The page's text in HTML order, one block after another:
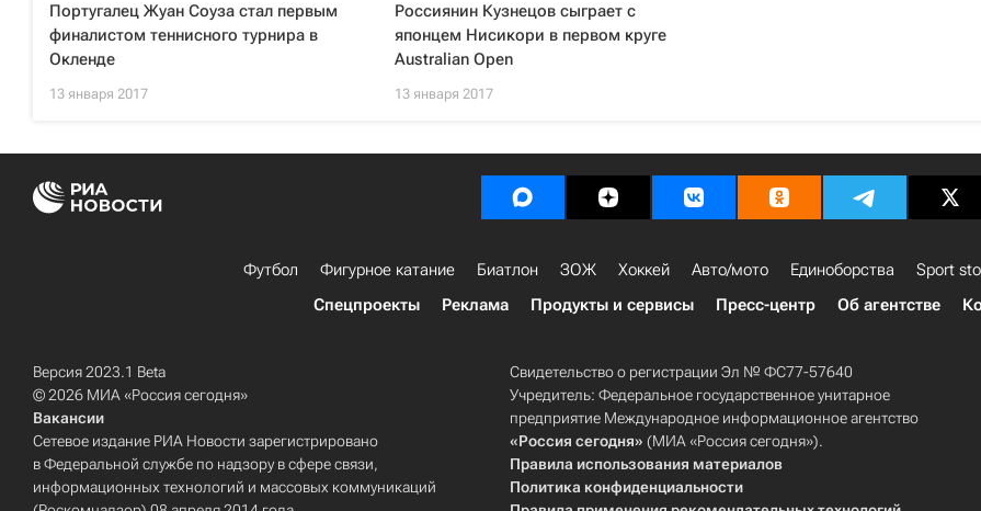
Португалец Жуан Соуза стал первым
финалистом теннисного турнира в
Окленде
13 января 2017
Россиянин Кузнецов сыграет с
японцем Нисикори в первом круге
Australian Open
13 января 2017
Футбол Фигурное катание Биатлон ЗОЖ Хоккей Авто/мото Единоборства Sport
Спецпроекты
Реклама Продукты и сервисы Пресс-центр Об агентстве
Версия 2023.1 Beta
© 2026 МИА «Россия сегодня»
Вакансии
Сетевое издание РИА Новости зарегистрировано
в Федеральной службе по надзору в сфере связи,
информационных технологий и массовых коммуникаций
Свидетельство о регистрации Эл № ФС77-57640
Учредитель: Федеральное государственное унитарное
предприятие Международное информационное агентство
«Россия сегодня» (МИА «Россия сегодня»).
Правила использования материалов
Политика конфиденциальности